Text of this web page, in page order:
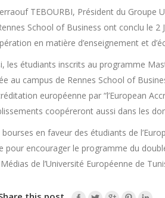
TEBOURBI, Président du Groupe
School of Business ont conclu le
en matière d’enseignement et
les étudiants inscrits au programme
au campus de Rennes School of
européenne par “l’European
coopéreront aussi dans les
bourses en faveur des étudiants de
pour encourager le programme du
de l’Université Européenne de